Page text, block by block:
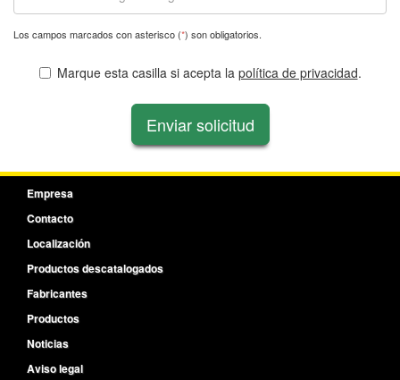
Los campos marcados con asterisco (*) son obligatorios.
Marque esta casilla si acepta la política de privacidad.
Enviar solicitud
Empresa
Contacto
Localización
Productos descatalogados
Fabricantes
Productos
Noticias
Aviso legal